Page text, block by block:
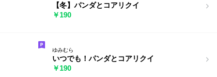
【冬】パンダとコアリクイ
￥190
ゆみむら
いつでも！パンダとコアリクイ
￥190